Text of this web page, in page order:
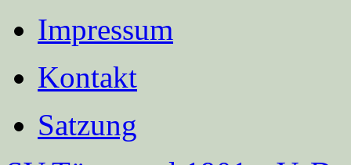
Impressum
Kontakt
Satzung